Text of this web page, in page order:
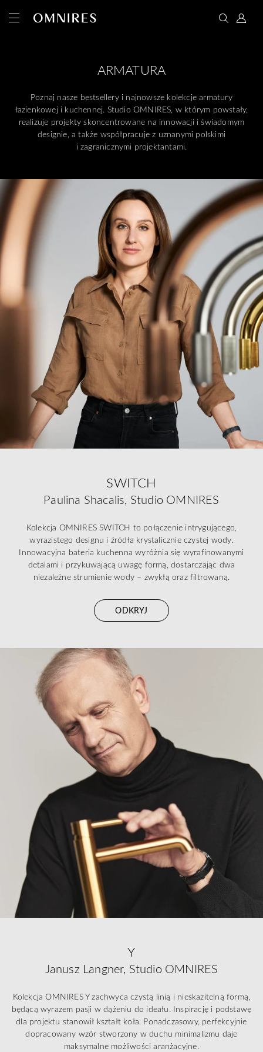
ARMATURA
Poznaj nasze bestsellery i najnowsze kolekcje armatury
łazienkowej i kuchennej. Studio OMNIRES, w którym powstały,
realizuje projekty skoncentrowane na innowacji i świadomym
designie, a także współpracuje z uznanymi polskimi
i zagranicznymi projektantami.
SWITCH
Paulina Shacalis, Studio OMNIRES
Kolekcja OMNIRES SWITCH to połączenie intrygującego,
wyrazistego designu i źródła krystalicznie czystej wody.
Innowacyjna bateria kuchenna wyróżnia się wyrafinowanymi
detalami i przykuwającą uwagę formą, dostarczając dwa
niezależne strumienie wody – zwykłą oraz filtrowaną.
ODKRYJ
Y
Janusz Langner, Studio OMNIRES
Kolekcja OMNIRES Y zachwyca czystą linią i nieskazitelną formą,
będącą wyrazem pasji w dążeniu do ideału. Inspirację i podstawę
dla projektu stanowił kształt koła. Ponadczasowy, perfekcyjnie
dopracowany wzór stworzony w duchu minimalizmu daje
maksymalne możliwości aranżacyjne.